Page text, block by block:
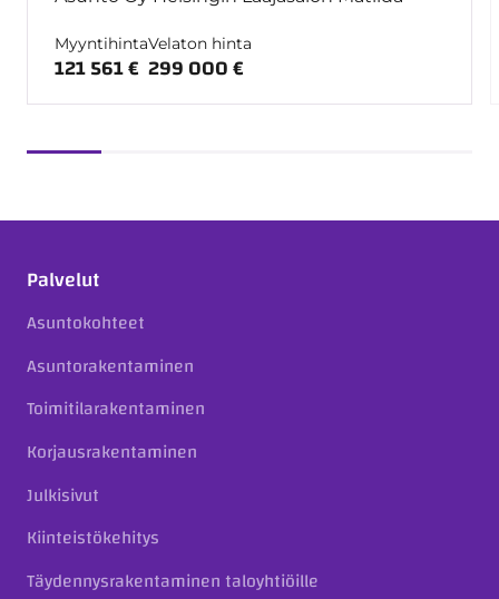
Myyntihinta
121 561 €
Velaton hinta
299 000 €
Palvelut
Asuntokohteet
Asuntorakentaminen
Toimitilarakentaminen
Korjausrakentaminen
Julkisivut
Kiinteistökehitys
Täydennysrakentaminen taloyhtiöille